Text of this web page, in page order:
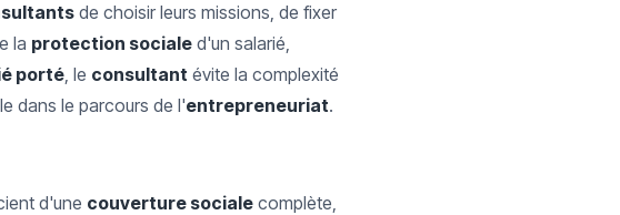
de choisir leurs missions, de fixer
la protection sociale d'un salarié,
porté, le consultant évite la complexité
dans le parcours de l'entrepreneuriat.
d'une couverture sociale complète,